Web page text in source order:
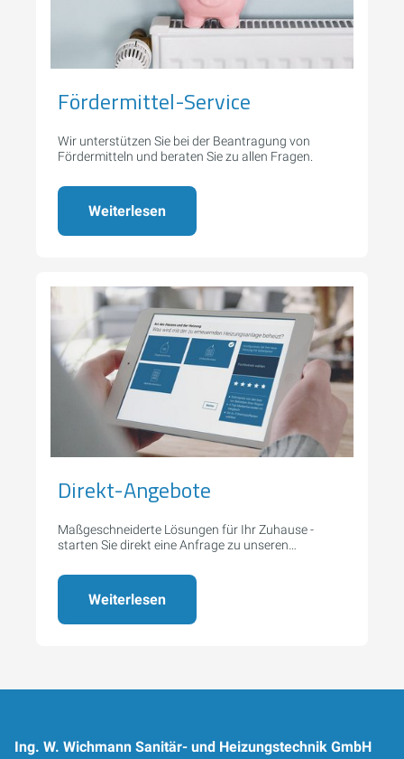
Fördermittel-Service
Wir unterstützen Sie bei der Beantragung von
Fördermitteln und beraten Sie zu allen Fragen.
Weiterlesen
Direkt-Angebote
Maßgeschneiderte Lösungen für Ihr Zuhause -
starten Sie direkt eine Anfrage zu unseren
Weiterlesen
Ing. W. Wichmann Sanitär- und Heizungstechnik GmbH